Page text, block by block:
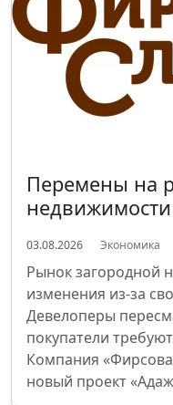
Перемены на
недвижимости
03.08.2026 Экономика
Рынок загородной
изменения из-за
Девелоперы
покупатели
Компания
новый проект